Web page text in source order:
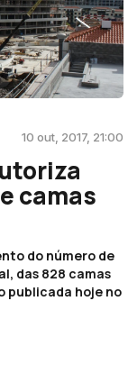
10 out, 2017, 21:00
camas
do número de
das 828 camas
publicada hoje no